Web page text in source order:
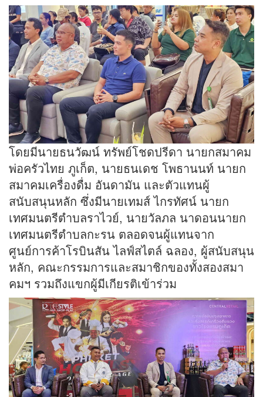
โดยมีนายธนวัฒน์ ทรัพย์โชดปรีดา นายกสมาคม
พ่อครัวไทย ภูเก็ต, นายธนเดช โพธานนท์ นายก
สมาคมเครื่องดื่ม อันดามัน และตัวแทนผู้
สนับสนุนหลัก ซึ่งมีนายเทมส์ ไกรทัศน์ นายก
เทศมนตรีตำบลราไวย์, นายวัลภล นาดอนนายก
เทศมนตรีตำบลกะรน ตลอดจนผู้แทนจาก
ศูนย์การค้าโรบินสัน ไลฟ์สไตล์ ฉลอง, ผู้สนับสนุน
หลัก, คณะกรรมการและสมาชิกของทั้งสองสมา
คมฯ รวมถึงแขกผู้มีเกียรติเข้าร่วม